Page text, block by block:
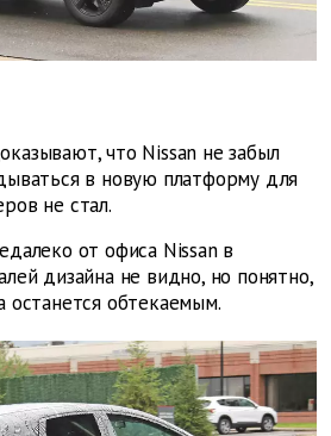
что Nissan не забыл
в новую платформу для
не стал.
от офиса Nissan в
дизайна не видно, но понятно,
останется обтекаемым.